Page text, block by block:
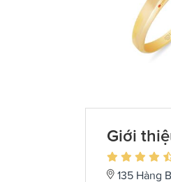
Giới
135 Hàng